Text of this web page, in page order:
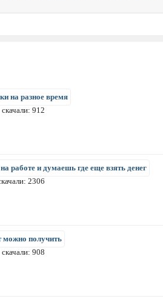
на разное время
912
работе и думаешь где еще взять денег
2306
можно получить
908